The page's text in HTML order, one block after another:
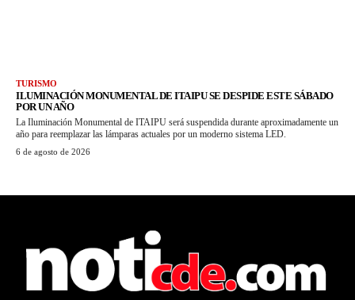
TURISMO
ILUMINACIÓN MONUMENTAL DE ITAIPU SE DESPIDE ESTE SÁBADO
POR UN AÑO
La Iluminación Monumental de ITAIPU será suspendida durante aproximadamente un
año para reemplazar las lámparas actuales por un moderno sistema LED.
6 de agosto de 2026